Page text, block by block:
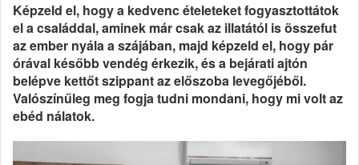
Képzeld el, hogy a kedvenc ételeteket fogyasztottátok
el a családdal, aminek már csak az illatától is összefut
az ember nyála a szájában, majd képzeld el, hogy pár
órával később vendég érkezik, és a bejárati ajtón
belépve kettőt szippant az előszoba levegőjéből.
Valószínűleg meg fogja tudni mondani, hogy mi volt az
ebéd nálatok.